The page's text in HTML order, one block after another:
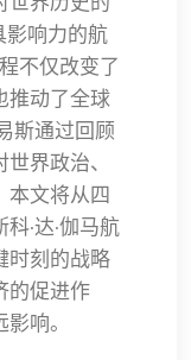
影响力的航
不仅改变了
推动了全球
斯通过回顾
界政治、
本文将从四
·达·伽马航
时刻的战略
的促进作
响。